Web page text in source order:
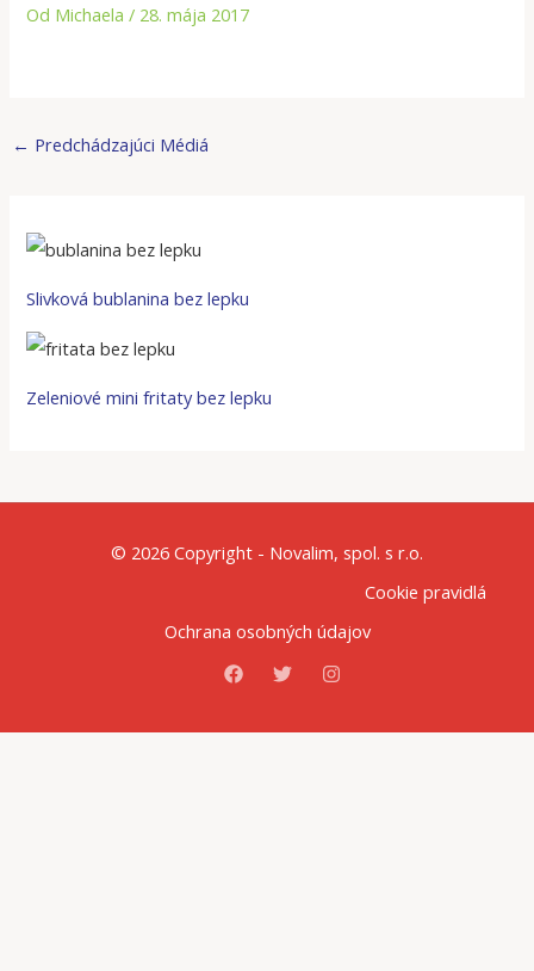
Od Michaela/ 28. mája 2017
← Predchádzajúci Médiá
Slivková bublanina bez lepku
Zeleniové mini fritaty bez lepku
© 2026 Copyright - Novalim, spol. s r.o.
Cookie pravidlá
Ochrana osobných údajov